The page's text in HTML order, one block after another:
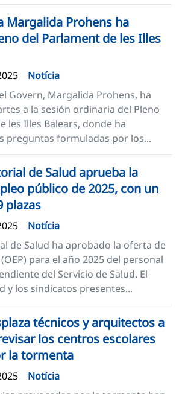
Margalida Prohens ha
del Parlament de les Illes
Notícia
Govern, Margalida Prohens, ha
a la sesión ordinaria del Pleno
les Illes Balears, donde ha
preguntas formuladas por los...
de Salud aprueba la
público de 2025, con un
plazas
Notícia
de Salud ha aprobado la oferta de
para el año 2025 del personal
del Servicio de Salud. El
y los sindicatos presentes...
técnicos y arquitectos a
los centros escolares
la tormenta
Notícia